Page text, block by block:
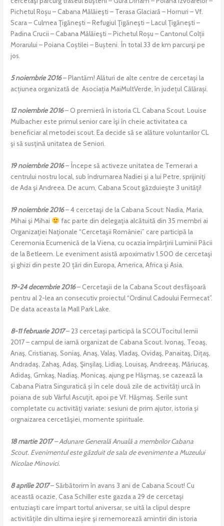
Pichetul Roșu – Cabana Mălăieşti – Terasa Glaciară – Hornuri – Vf.
Scara – Culmea Ţigăneşti – Refugiul Ţigăneşti – Lacul Ţigăneşti –
Padina Crucii – Cabana Mălăieşti – Pichetul Roșu – Cantonul Colții
Morarului – Poiana Coștilei – Bușteni. În total 33 de km parcurşi pe
jos.
5 noiembrie 2016– Plantăm! Alături de alte centre de cercetași la
acțiunea organizată de Asociația MaiMultVerde, în județul Călărași.
12 noiembrie 2016– O premieră în istoria CL Cabana Scout. Louise
Mulbacher este primul senior care îşi în cheie activitatea ca
beneficiar al metodei scout. Ea decide să se alăture voluntarilor CL
şi să susţină unitatea de Seniori.
19 noiembrie 2016– Începe să activeze unitatea de Temerari a
centrului nostru local, sub îndrumarea Nadiei şi a lui Petre, sprijiniţi
de Ada şi Andreea. De acum, Cabana Scout găzduieşte 3 unităţi!
19 noiembrie 2016– 4 cercetaşi de la Cabana Scout: Nadia, Maria,
Mihai şi Mihai
fac parte din delegaţia alcătuită din 35 membri ai
Organizaţiei Naţionale “Cercetaşii României” care participă la
Ceremonia Ecumenică de la Viena, cu ocazia împărțirii Luminii Păcii
de la Betleem. Le eveniment asistă arpoximativ 1.500 de cercetaşi
şi ghizi din peste 20 țări din Europa, America, Africa şi Asia.
19-24 decembrie 2016– Cercetaşii de la Cabana Scout desfăşoară
pentru al 2-lea an consecutiv proiectul “Ordinul Cadoului Fermecat”.
De data aceasta la Mall Park Lake.
8-11 februarie 2017– 23 cercetași participă la SCOUTocitul Iernii
2017 – campul de iarnă organizat de Cabana Scout. Ivonaş, Teoaş,
Anaş, Cristianaş, Soniaş, Anaş, Valaş, Vladaş, Ovidaş, Panaitaş, Dițaş,
Andradaş, Zahaş, Adaş, Şinşilaş, Lidiaş, Louisaş, Andreeaş, Măriucaş,
Adidaş, Gmkaş, Nadiaş, Monicaş, ajung pe Hăşmaş, se cazează la
Cabana Piatra Singuratică și în cele două zile de activități urcă în
poiana de sub Vârful Ascuţit, apoi pe Vf. Hăşmaş. Serile sunt
completate cu activităţi variate: sesiuni de prim ajutor, istoria şi
orgnaizarea cercetăşiei, momente spirituale.
18 martie 2017– Adunare Generală Anuală a membrilor Cabana
Scout. Evenimentul este găzduit de sala de evenimente a Muzeului
Nicolae Minovici.
8 aprilie 2017– Sărbătorim în avans 3 ani de Cabana Scout! Cu
această ocazie, Casa Schiller este gazda a 29 de cercetaşi
entuziaşti care împart tortul aniversar, se uită la clipul despre
activităţile din ultima ieșire şi rememorează amintiri din istoria